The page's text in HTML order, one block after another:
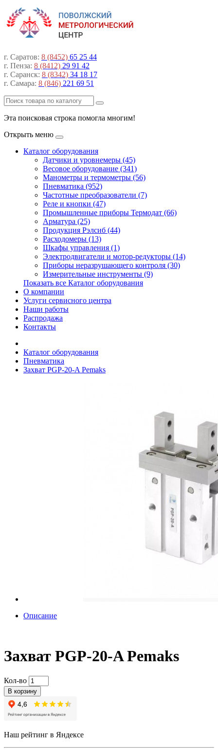
г. Саратов: 8 (8452) 65 25 44
г. Пенза: 8 (8412) 29 91 42
г. Саранск: 8 (8342) 34 18 17
г. Самара: 8 (846) 221 69 51
Эта поисковая строка помогла многим!
Открыть меню
Каталог оборудования
Датчики и уровнемеры (45)
Весовое оборудование (341)
Манометры и термометры (56)
Пневматика (952)
Частотные преобразователи (7)
Реле и кнопки (47)
Промышленные приборы Термодат (66)
Арматура (25)
Продукция Рэлсиб (44)
Расходомеры (13)
Шкафы управления (1)
Электродвигатели и мотор-редукторы (14)
Приборы неразрушающего контроля (30)
Измерительные инструменты (9)
Показать все Каталог оборудования
О компании
Услуги сервисного центра
Наши работы
Распродажа
Контакты
Каталог оборудования
Пневматика
Захват PGP-20-A Pemaks
Описание
Захват PGP-20-A Pemaks
Кол-во
В корзину
Наш рейтинг в Яндексе